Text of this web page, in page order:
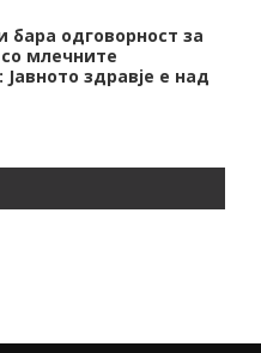
бара одговорност за
млечните
здравје е над